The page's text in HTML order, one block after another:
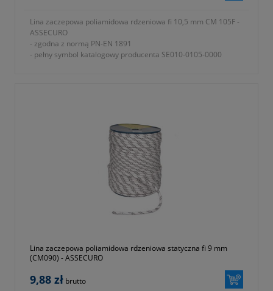
Lina zaczepowa poliamidowa rdzeniowa fi 10,5 mm CM 105F -
ASSECURO
- zgodna z normą PN-EN 1891
- pełny symbol katalogowy producenta SE010-0105-0000
Lina zaczepowa poliamidowa rdzeniowa statyczna fi 9 mm
(CM090) - ASSECURO
9,88 zł brutto